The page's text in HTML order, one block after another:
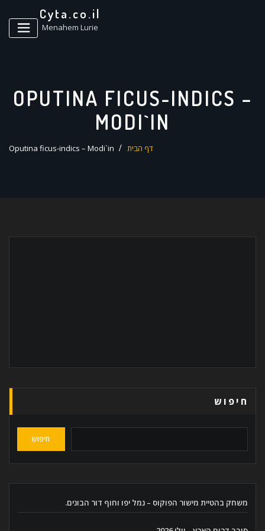
Cyta.co.il
Menahem Lurie
OPUTINA FICUS-INDICS –
MODI`IN
דף הבית Oputina ficus-indics – Modi`in
חיפוש
חיפוש
משחק בהטיית מישור הפוקוס – נמל יפו וחוף דור הבונים.